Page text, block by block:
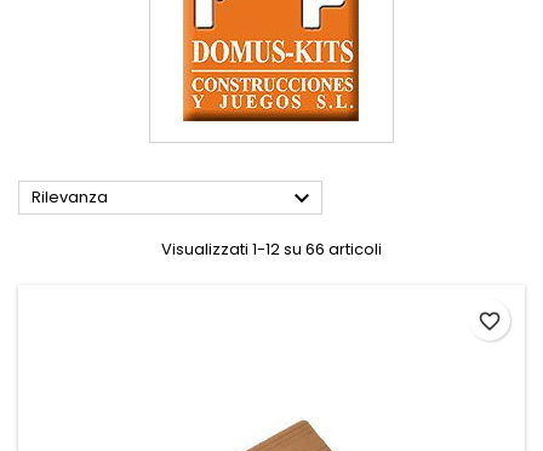
Rilevanza 
Visualizzati 1-12 su 66 articoli
favorite_border